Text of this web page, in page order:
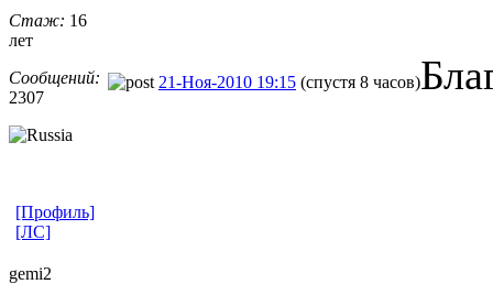
Стаж: 16
лет
Сообщений:
2307
21-Ноя-2010 19:15 (спустя 8 часов)
[Профиль]
[ЛС]
gemi2